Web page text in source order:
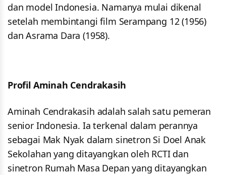
dan model Indonesia. Namanya mulai dikenal
setelah membintangi film Serampang 12 (1956)
dan Asrama Dara (1958).
Profil Aminah Cendrakasih
Aminah Cendrakasih adalah salah satu pemeran
senior Indonesia. Ia terkenal dalam perannya
sebagai Mak Nyak dalam sinetron Si Doel Anak
Sekolahan yang ditayangkan oleh RCTI dan
sinetron Rumah Masa Depan yang ditayangkan